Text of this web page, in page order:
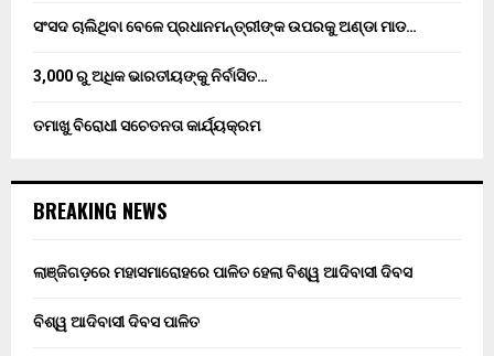
ସଂସଦ ଚାଲିଥିବା ବେଳେ ପ୍ରଧାନମନ୍ତ୍ରୀଙ୍କ ଉପରକୁ ଅଣ୍ଡା ମାଡ…
3,000 ରୁ ଅଧିକ ଭାରତୀୟଙ୍କୁ ନିର୍ବାସିତ…
ତମାଖୁ ବିରୋଧୀ ସଚେତନତା କାର୍ଯ୍ୟକ୍ରମ
BREAKING NEWS
ଲାଞ୍ଜିଗଡ଼ରେ ମହାସମାରୋହରେ ପାଳିତ ହେଲା ବିଶ୍ୱ ଆଦିବାସୀ ଦିବସ
ବିଶ୍ୱ ଆଦିବାସୀ ଦିବସ ପାଳିତ